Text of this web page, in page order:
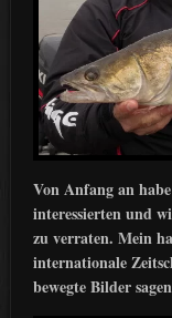
Von Anfang an
interessierten und
zu verraten. Mein
internationale
bewegte Bilder